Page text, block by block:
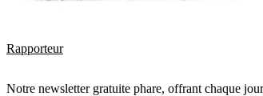
Rapporteur
Notre newsletter gratuite phare, offrant chaque